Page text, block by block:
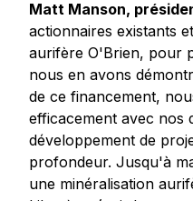
Matt Manson,
actionnaires existants
aurifère O'Brien, pour
nous en avons
de ce financement,
efficacement avec nos
développement de
profondeur. Jusqu'à
une minéralisation